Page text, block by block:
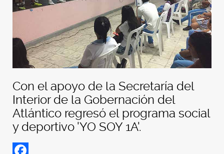
Con el apoyo de la Secretaría del
Interior de la Gobernación del
Atlántico regresó el programa social
y deportivo 'YO SOY 1A'.